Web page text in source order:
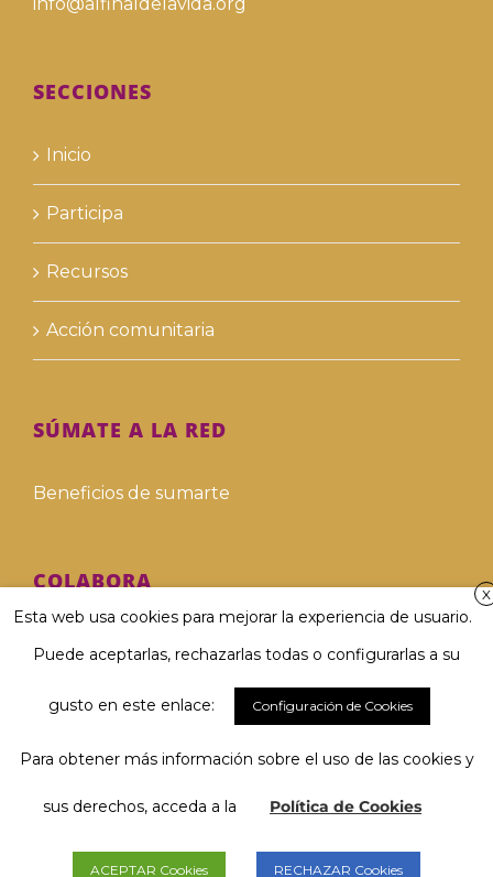
info@alfinaldelavida.org
SECCIONES
Inicio
Participa
Recursos
Acción comunitaria
SÚMATE A LA RED
Beneficios de sumarte
COLABORA
Hazte voluntari@
Hazte donante
Involucra a tu empresa
Deja tu legado solidario
X
Esta web usa cookies para mejorar la experiencia de usuario.
Puede aceptarlas, rechazarlas todas o configurarlas a su
gusto en este enlace: Configuración de Cookies
Para obtener más información sobre el uso de las cookies y
sus derechos, acceda a la Política de Cookies
ACEPTAR Cookies RECHAZAR Cookies
Hablar y ser comprendido/a...